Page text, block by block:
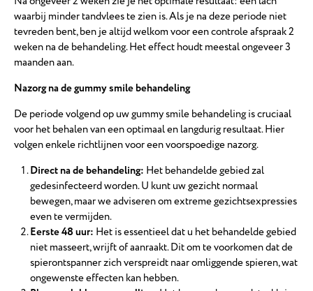
waarbij minder tandvlees te zien is. Als je na deze periode niet
tevreden bent, ben je altijd welkom voor een controle afspraak 2
weken na de behandeling. Het effect houdt meestal ongeveer 3
maanden aan.
Nazorg na de gummy smile behandeling
De periode volgend op uw gummy smile behandeling is cruciaal
voor het behalen van een optimaal en langdurig resultaat. Hier
volgen enkele richtlijnen voor een voorspoedige nazorg.
Direct na de behandeling: Het behandelde gebied zal
gedesinfecteerd worden. U kunt uw gezicht normaal
bewegen, maar we adviseren om extreme gezichtsexpressies
even te vermijden.
Eerste 48 uur: Het is essentieel dat u het behandelde gebied
niet masseert, wrijft of aanraakt. Dit om te voorkomen dat de
spierontspanner zich verspreidt naar omliggende spieren, wat
ongewenste effecten kan hebben.